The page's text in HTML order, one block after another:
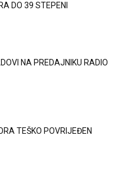
DO 39 STEPENI
NA PREDAJNIKU RADIO
TEŠKO POVRIJEĐEN